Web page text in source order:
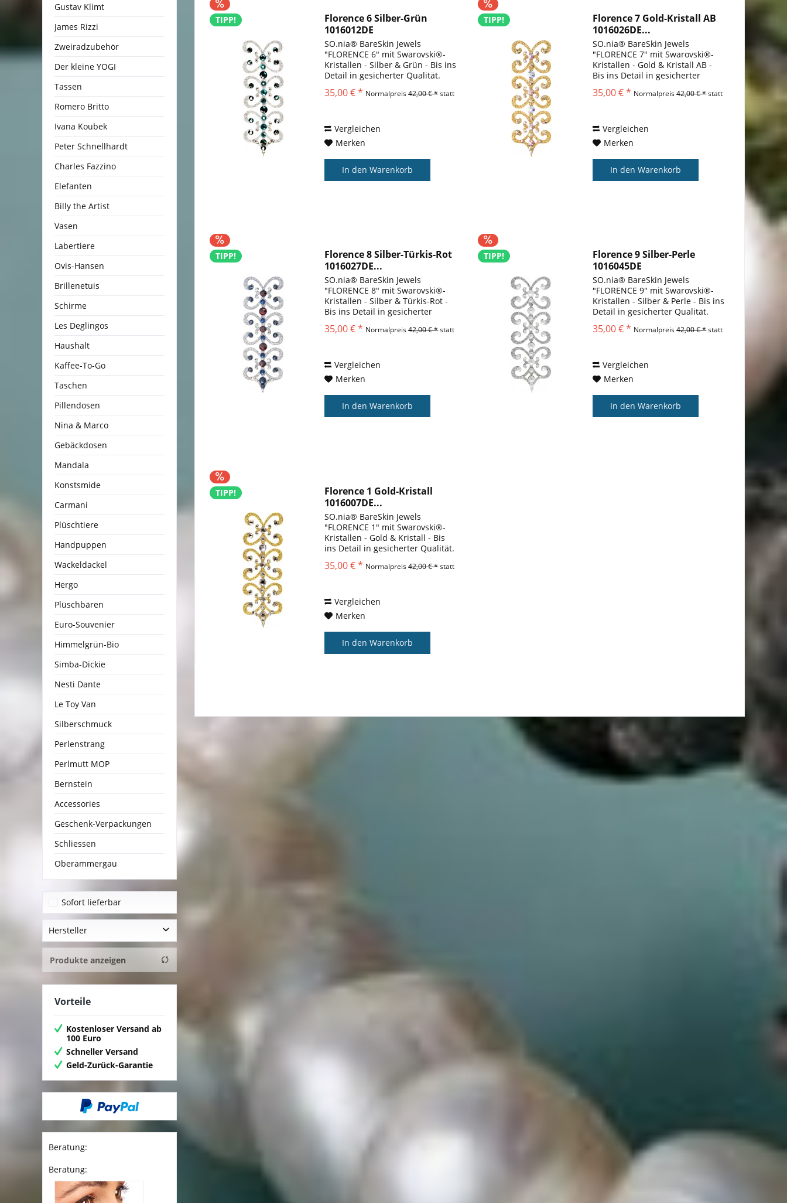
Gustav Klimt
James Rizzi
Zweiradzubehör
Der kleine YOGI
Tassen
Romero Britto
Ivana Koubek
Peter Schnellhardt
Charles Fazzino
Elefanten
Billy the Artist
Vasen
Labertiere
Ovis-Hansen
Brillenetuis
Schirme
Les Deglingos
Haushalt
Kaffee-To-Go
Taschen
Pillendosen
Nina & Marco
Gebäckdosen
Mandala
Konstsmide
Carmani
Plüschtiere
Handpuppen
Wackeldackel
Hergo
Plüschbären
Euro-Souvenier
Himmelgrün-Bio
Simba-Dickie
Nesti Dante
Le Toy Van
Silberschmuck
Perlenstrang
Perlmutt MOP
Bernstein
Accessories
Geschenk-Verpackungen
Schliessen
Oberammergau
Sofort lieferbar
Hersteller
So.nia
Produkte anzeigen
Vorteile
Kostenloser Versand ab
100 Euro
Schneller Versand
Geld-Zurück-Garantie
Beratung:
Beratung:
TIPP!
Florence 6 Silber-Grün
1016012DE
Körperschmuck...
SO.nia® BareSkin Jewels
"FLORENCE 6" mit Swarovski®-
Kristallen - Silber & Grün - Bis ins
Detail in gesicherter Qualität.
Warum sollten Sie sich mit etwas
anderem zufrieden geben?
35,00 € * Normalpreis42,00 € *statt
Vergleichen
Merken
In den Warenkorb
TIPP!
Florence 7 Gold-Kristall AB
1016026DE...
SO.nia® BareSkin Jewels
"FLORENCE 7" mit Swarovski®-
Kristallen - Gold & Kristall AB -
Bis ins Detail in gesicherter
Qualität. Warum sollten Sie sich
mit etwas anderem zufrieden
35,00 € * Normalpreis42,00 € *statt
Vergleichen
Merken
In den Warenkorb
TIPP!
Florence 8 Silber-Türkis-Rot
1016027DE...
SO.nia® BareSkin Jewels
"FLORENCE 8" mit Swarovski®-
Kristallen - Silber & Türkis-Rot -
Bis ins Detail in gesicherter
Qualität. Warum sollten Sie sich
mit etwas anderem zufrieden
35,00 € * Normalpreis42,00 € *statt
Vergleichen
Merken
In den Warenkorb
TIPP!
Florence 9 Silber-Perle
1016045DE
Körperschmuck...
SO.nia® BareSkin Jewels
"FLORENCE 9" mit Swarovski®-
Kristallen - Silber & Perle - Bis ins
Detail in gesicherter Qualität.
Warum sollten Sie sich mit etwas
anderem zufrieden geben?
35,00 € * Normalpreis42,00 € *statt
Vergleichen
Merken
In den Warenkorb
TIPP!
Florence 1 Gold-Kristall
1016007DE...
SO.nia® BareSkin Jewels
"FLORENCE 1" mit Swarovski®-
Kristallen - Gold & Kristall - Bis
ins Detail in gesicherter Qualität.
anderem zufrieden geben?
35,00 € * Normalpreis42,00 € *statt
Vergleichen
Merken
In den Warenkorb